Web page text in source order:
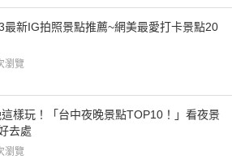
最新IG拍照景點推薦~網美最愛打卡景點20
瀏覽
樣玩！「台中夜晚景點TOP10！」看夜景
去處
瀏覽